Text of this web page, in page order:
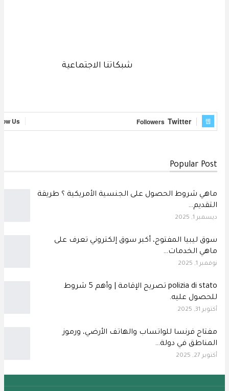
شبكاتنا الاجتماعية
Twitter
Followers
Us
Popular Post
ماهي شروط الحصول على الجنسية الأمريكية ؟ طريقة
التقديم…
ديسمبر 1, 2025
سوق ليبيا المفتوح، أكبر سوق إلكتروني تعرف على
ماهي الخدمات…
نوفمبر 1, 2025
polizia di stato تصريح الإقامة | وأهم 5 شروط
للحصول عليه.
أكتوبر 31, 2025
مفتاح فرنسا للواتساب والهاتف الأرضي، ورموز
المناطق في دولة…
أكتوبر 27, 2025